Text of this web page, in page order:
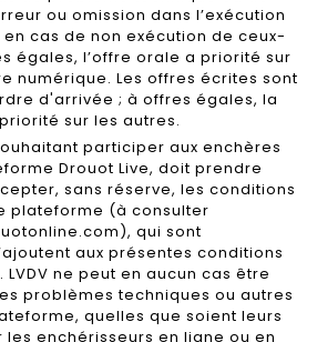
ou omission dans l’exécution
cas de non exécution de ceux-
égales, l’offre orale a priorité sur
numérique. Les offres écrites sont
d'arrivée ; à offres égales, la
sur les autres.
participer aux enchères
Drouot Live, doit prendre
sans réserve, les conditions
plateforme (à consulter
qui sont
aux présentes conditions
ne peut en aucun cas être
problèmes techniques ou autres
quelles que soient leurs
enchérisseurs en ligne ou en